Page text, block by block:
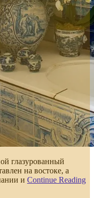
глазурованный
на востоке, а
и Continue Reading